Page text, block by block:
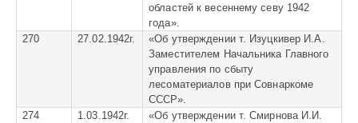
областей к весеннему севу 1942
года».
270
27.02.1942г. «Об утверждении т. Изуцкивер И.А.
Заместителем Начальника Главного
управления по сбыту
лесоматериалов при Совнаркоме
СССР».
274
1.03.1942г. «Об утверждении т. Смирнова И.И.